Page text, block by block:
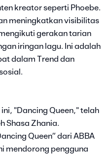
kreator seperti Phoebe.
meningkatkan visibilitas
gerakan tarian
iringan lagu. Ini adalah
dalam Trend dan
"Dancing Queen," telah
Shasa Zhania.
Queen” dari ABBA
mendorong pengguna